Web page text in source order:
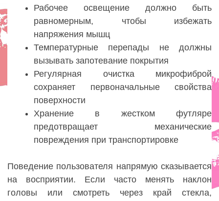
Рабочее освещение должно быть
равномерным, чтобы избежать
напряжения мышц
Температурные перепады не должны
вызывать запотевание покрытия
Регулярная очистка микрофиброй
сохраняет первоначальные свойства
поверхности
Хранение в жестком футляре
предотвращает механические
повреждения при транспортировке
Поведение пользователя напрямую сказывается
на восприятии. Если часто менять наклон
головы или смотреть через край стекла,